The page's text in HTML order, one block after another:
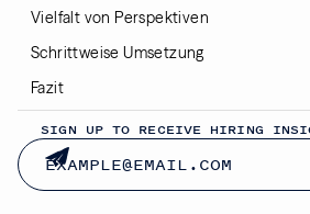
Vielfalt von Perspektiven
Schrittweise Umsetzung
Fazit
SIGN UP TO RECEIVE HIRING